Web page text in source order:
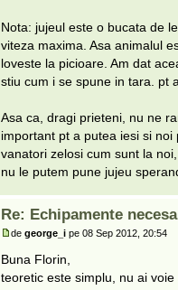
Nota: jujeul este o bucata de
viteza maxima. Asa animalul
loveste la picioare. Am dat
stiu cum i se spune in tara. pt
Asa ca, dragi prieteni, nu ne
important pt a putea iesi si
vanatori zelosi cum sunt la
nu le putem pune jujeu
Re: Echipamente
de george_ipe 08 Sep 2012, 20:54
Buna Florin,
teoretic este simplu, nu ai